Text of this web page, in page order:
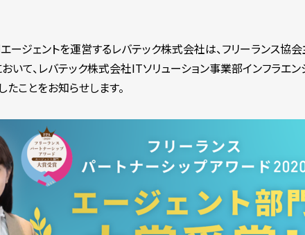
ージェントを運営するレバテック株式会社は、フリーランス協会
いて、レバテック株式会社ITソリューション事業部インフラエ
ことをお知らせします。